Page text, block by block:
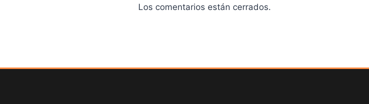
Los comentarios están cerrados.